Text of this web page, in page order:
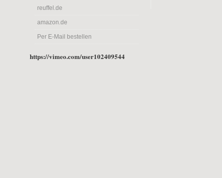
reuffel.de
amazon.de
Per E-Mail bestellen
https://vimeo.com/user102409544